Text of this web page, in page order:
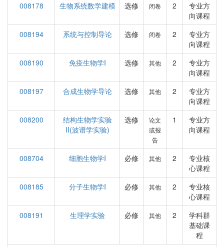
008178
生物系统数学建模 选修 闭卷 2
专业方
向课程
008194
系统与控制导论 选修 闭卷 2
专业方
向课程
008190
免疫生物学I 选修 其他 2
专业方
向课程
008197
合成生物学导论 选修 其他 2
专业方
向课程
008200
结构生物学实验
II(波谱学实验)
选修
论文
或报
告
1
专业方
向课程
008704 细胞生物学I 必修 其他 2
专业核
心课程
008185
分子生物学I 必修 其他 2
专业核
心课程
008191
生理学实验 必修 其他 2
学科群
基础课
程